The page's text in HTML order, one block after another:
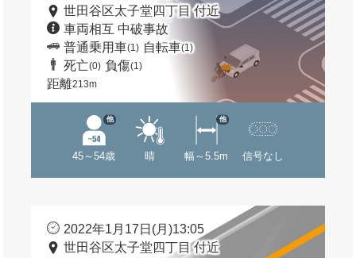
世田谷区太子堂四丁目 付近
車両相互 中破事故
普通乗用車(1) 自転車(1)
死亡(0) 負傷(1)
距離213m
45～54歳
他
晴 幅～5.5m
他
信号なし
2022年1月17日(月)13:05
世田谷区太子堂四丁目 付近